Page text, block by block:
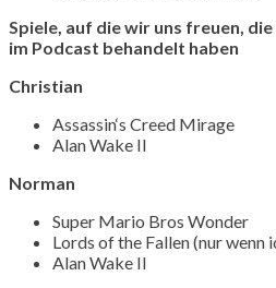
Spiele, auf die wir uns freuen,
im Podcast behandelt haben
Christian
Assassin‘s Creed Mirage
Alan Wake II
Norman
Super Mario Bros Wonder
Lords of the Fallen (nur wenn
Alan Wake II